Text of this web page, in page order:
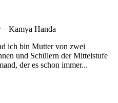
Kamya Handa
ich bin Mutter von zwei
und Schülern der Mittelstufe
der es schon immer...